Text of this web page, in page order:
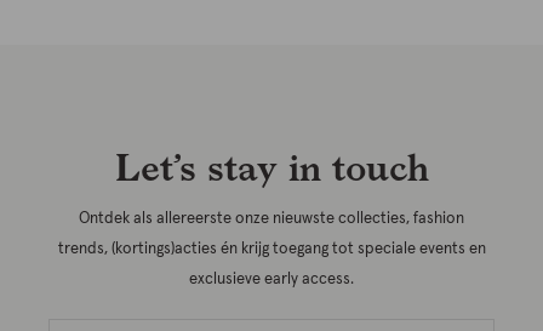
Let’s stay in touch
Ontdek als allereerste onze nieuwste collecties, fashion
trends, (kortings)acties én krijg toegang tot speciale events en
exclusieve early access.